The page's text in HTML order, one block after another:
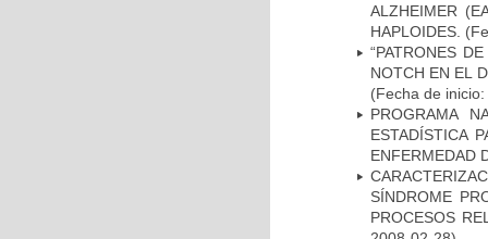
ALZHEIMER
HAPLOIDES.
“PATRONES
NOTCH EN EL
(Fecha de
PROGRAMA
ESTADÍSTICA
ENFERMEDAD
SÍNDROME
PROCESOS